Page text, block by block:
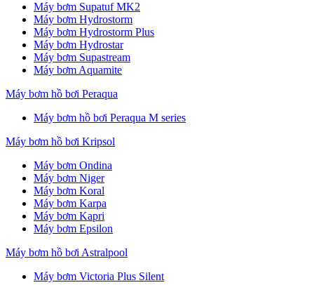
Máy bơm Supatuf MK2
Máy bơm Hydrostorm
Máy bơm Hydrostorm Plus
Máy bơm Hydrostar
Máy bơm Supastream
Máy bơm Aquamite
Máy bơm hồ bơi Peraqua
Máy bơm hồ bơi Peraqua M series
Máy bơm hồ bơi Kripsol
Máy bơm Ondina
Máy bơm Niger
Máy bơm Koral
Máy bơm Karpa
Máy bơm Kapri
Máy bơm Epsilon
Máy bơm hồ bơi Astralpool
Máy bơm Victoria Plus Silent